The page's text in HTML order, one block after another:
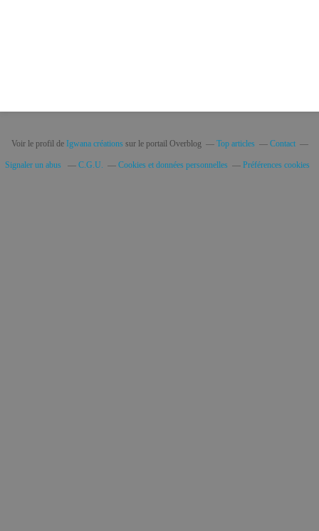
Voir le profil de Igwana créationssur le portail Overblog Top articles Contact
Signaler un abus C.G.U. Cookies et données personnelles Préférences cookies